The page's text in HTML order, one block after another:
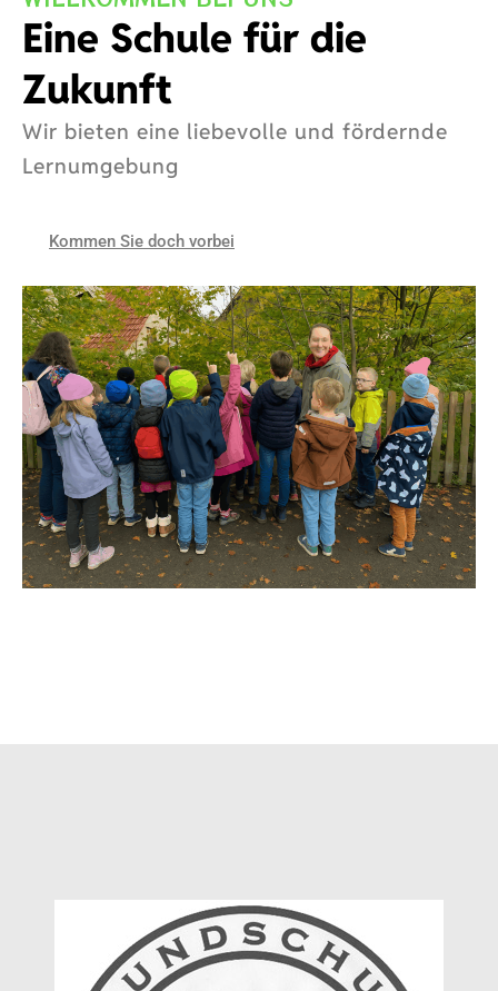
Eine Schule für die
Zukunft
Wir bieten eine liebevolle und fördernde
Lernumgebung
Kommen Sie doch vorbei